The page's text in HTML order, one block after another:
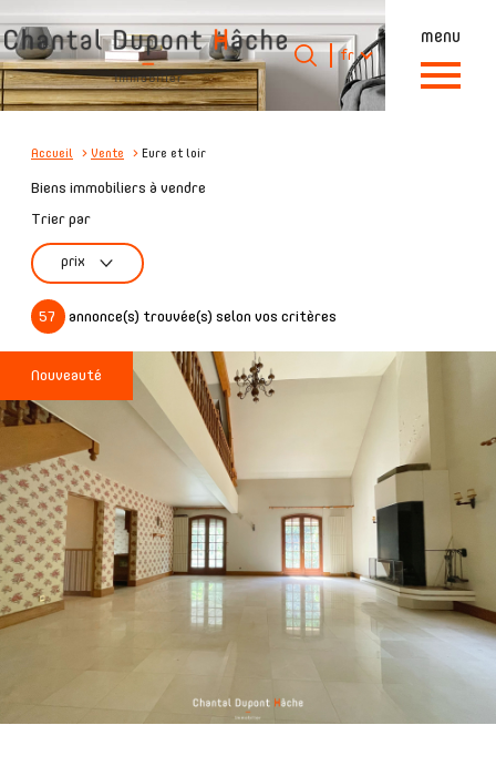
menu
Langue
fr
Accueil
0
Langue
fr
Accueil Vente Eure et loir
Biens immobiliers à vendre
Trier par
prix
57 annonce(s) trouvée(s) selon vos critères
Nouveauté